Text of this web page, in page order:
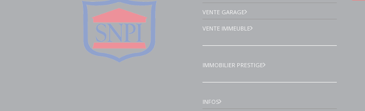
VENTE GARAGE
VENTE IMMEUBLE
IMMOBILIER PRESTIGE
INFOS